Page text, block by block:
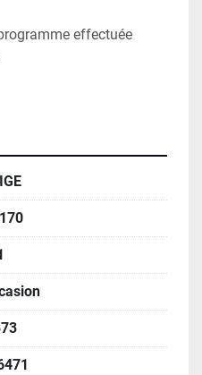
effectuée